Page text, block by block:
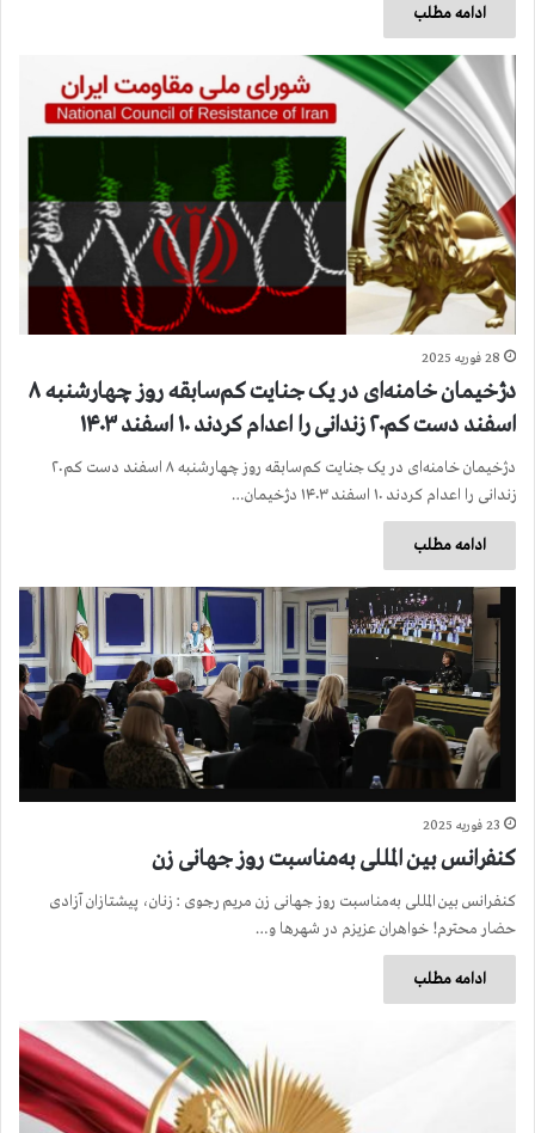
ادامه مطلب
28 فوریه 2025
دژخیمان خامنه‌ای در یک جنایت کم‌سابقه روز چهارشنبه ۸
اسفند دست کم۲۰ زندانی را اعدام کردند ۱۰ اسفند ۱۴۰۳
دژخیمان خامنه‌ای در یک جنایت کم‌سابقه روز چهارشنبه ۸ اسفند دست کم۲۰
زندانی را اعدام کردند ۱۰ اسفند ۱۴۰۳ دژخیمان…
ادامه مطلب
23 فوریه 2025
کنفرانس بین المللی به‌مناسبت روز جهانی زن
کنفرانس بین المللی به‌مناسبت روز جهانی زن مریم رجوی : زنان، پیشتازان آزادی
حضار محترم! خواهران عزیزم در شهرها و…
ادامه مطلب